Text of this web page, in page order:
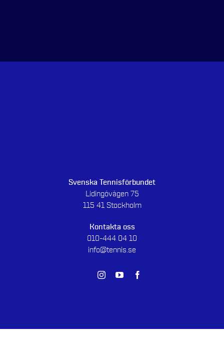
Svenska Tennisförbundet
Lidingövägen 75
115 41 Stockholm
Kontakta oss
010-444 04 10
info@tennis.se